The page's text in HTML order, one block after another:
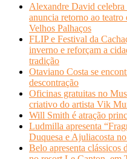
Alexandre David celebra
anuncia retorno ao teatro
Velhos Palhaços
FLIP e Festival da
inverno e reforçam a
tradição
Otaviano Costa se
descontração
Oficinas gratuitas no
criativo do artista Vik
Will Smith é atração
Ludmilla apresenta
Duquesa e Ajuliacosta
Belo apresenta clássicos